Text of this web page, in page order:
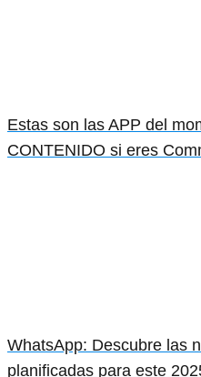
Estas son las APP del
CONTENIDO si eres
WhatsApp: Descubre las
planificadas para este